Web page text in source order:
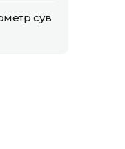
сув